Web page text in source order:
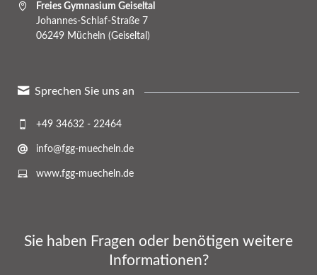
Freies Gymnasium Geiseltal
Johannes-Schlaf-Straße 7
06249 Mücheln (Geiseltal)
Sprechen Sie uns an
+49 34632 - 22464
info@fgg-muecheln.de
www.fgg-muecheln.de
Sie haben Fragen oder benötigen weitere
Informationen?